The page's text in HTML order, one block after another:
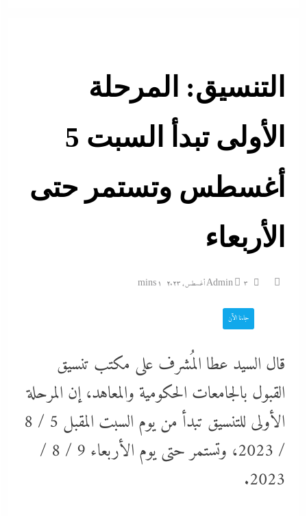
التنسيق: المرحلة
الأولى تبدأ السبت 5
أغسطس وتستمر حتى
الأربعاء
Admin 3 أغسطس، 2023 1 mins
جاءنا الآن
قال السيد عطا المُشرف على مكتب تنسيق
القبول بالجامعات الحكومية والمعاهد، إن المرحلة
الأولى للتنسيق تبدأ من يوم السبت المقبل 5 / 8
/ 2023، وتستمر حتى يوم الأربعاء 9 / 8 /
2023.